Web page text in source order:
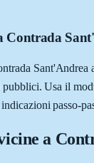
Contrada
Sant'Andrea
Usa il
passo-
a